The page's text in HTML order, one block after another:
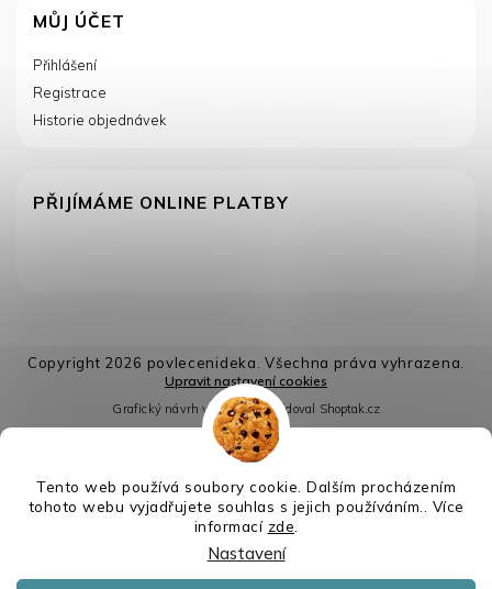
Tento web používá soubory cookie. Dalším procházením
tohoto webu vyjadřujete souhlas s jejich používáním.. Více
informací zde
Nastavení
MŮJ ÚČET
Přihlášení
Registrace
Historie objednávek
PŘIJÍMÁME ONLINE PLATBY
Vytvořil Shoptet
Copyright 2026 povlecenideka . Všechna práva vyhrazena.
Upravit nastavení cookies
Grafický návrh vytvořil a nakódoval Shoptak.cz